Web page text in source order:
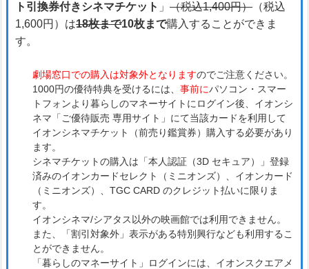
ト引換券付きシネマチケット 」 （税込1,400円） （税込
1,600円）は18枚まで10枚まで購入することができま
す。
劇場窓口での購入は対象外となりますのでご注意ください。
1000円の優待特典を受けるには、 事前にパソコン・スマー
トフォンより暮らしのマネーサイトにログイン後、イオンシ
ネマ「ご優待販売 専用サイト」にて当該カードを利用して
イオンシネマチケット（前売り鑑賞券）購入する必要があり
ます。
シネマチケットの購入は「本人認証（3D セキュア）」登録
済みのイオンカードセレクト（ミニオンズ）、イオンカード
（ミニオンズ）、TGC CARD のクレジット払いに限りま
す。
イオンシネマ/シアタス以外の映画館では利用できません。
また、「割引対象外」表示がある特別興行なども利用するこ
とができません。
「暮らしのマネーサイト」ログインには、イオンスクエアメ